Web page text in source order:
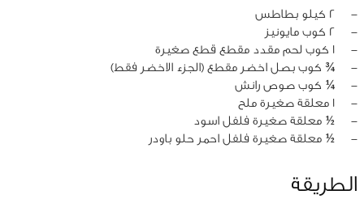
‏-
2 كيلو بطاطس
‏-
2 كوب مايونيز
‏-
1 كوب لحم مقدد مقطع قطع صغيرة
‏-
¾ كوب بصل اخضر مقطع (الجزء الاخضر فقط)
‏-
¼ كوب صوص رانش
‏-
1 معلقة صغيرة ملح
‏-
½ معلقة صغيرة فلفل اسود
‏-
½ معلقة صغيرة فلفل احمر حلو باودر
الطريقة